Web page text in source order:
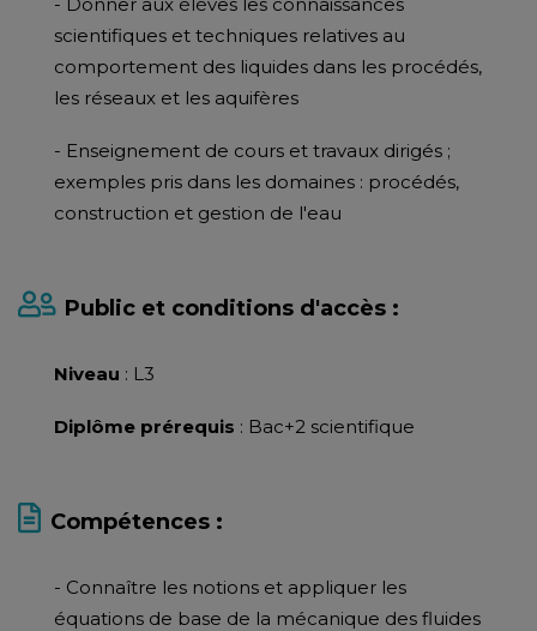
scientifiques et techniques relatives au
comportement des liquides dans les procédés,
les réseaux et les aquifères
- Enseignement de cours et travaux dirigés ;
exemples pris dans les domaines : procédés,
construction et gestion de l'eau
Public et conditions d'accès :
Niveau : L3
Diplôme prérequis : Bac+2 scientifique
Compétences :
- Connaître les notions et appliquer les
équations de base de la mécanique des fluides